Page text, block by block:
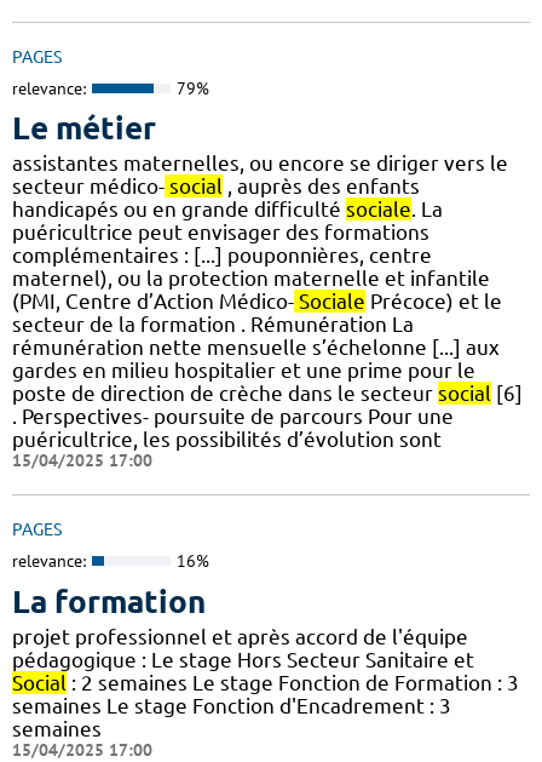
PAGES
relevance: 79%
Le métier
assistantes maternelles, ou encore se diriger vers le
secteur médico- social , auprès des enfants
handicapés ou en grande difficulté sociale. La
puéricultrice peut envisager des formations
complémentaires : [...] pouponnières, centre
maternel), ou la protection maternelle et infantile
(PMI, Centre d’Action Médico- Sociale Précoce) et le
secteur de la formation . Rémunération La
rémunération nette mensuelle s’échelonne [...] aux
gardes en milieu hospitalier et une prime pour le
poste de direction de crèche dans le secteur social [6]
. Perspectives- poursuite de parcours Pour une
puéricultrice, les possibilités d’évolution sont
15/04/2025 17:00
PAGES
relevance: 16%
La formation
projet professionnel et après accord de l'équipe
pédagogique : Le stage Hors Secteur Sanitaire et
Social : 2 semaines Le stage Fonction de Formation : 3
semaines Le stage Fonction d'Encadrement : 3
semaines
15/04/2025 17:00